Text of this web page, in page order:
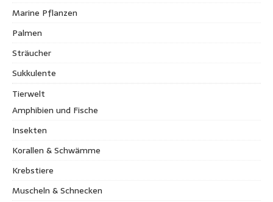
Marine Pflanzen
Palmen
Sträucher
Sukkulente
Tierwelt
Amphibien und Fische
Insekten
Korallen & Schwämme
Krebstiere
Muscheln & Schnecken